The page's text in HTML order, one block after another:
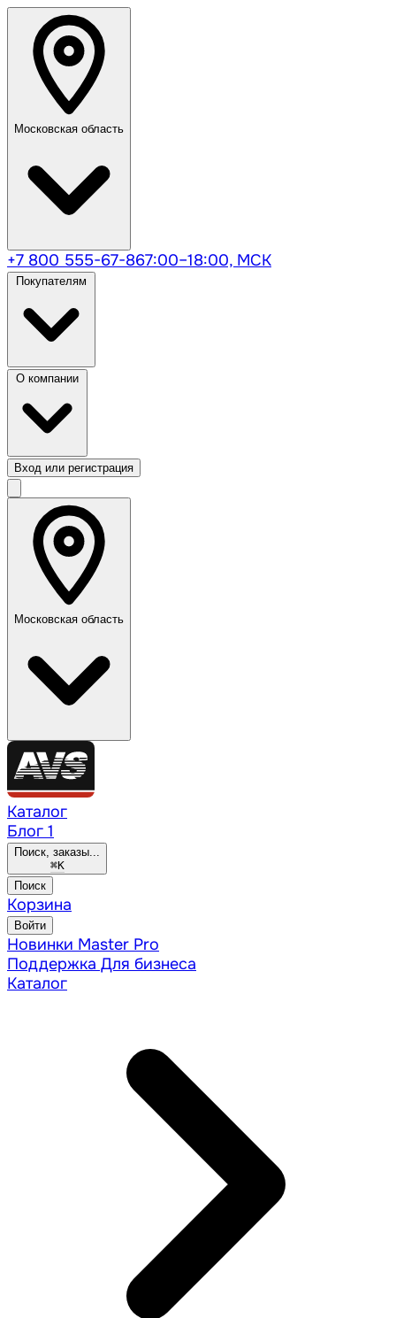
Московская область
+7 800 555-67-867:00–18:00, МСК
Вход или регистрация
Московская область
Каталог
Блог 1
Поиск, заказы...
⌘K
Поиск
Корзина
Войти
Новинки Master Pro
Поддержка Для бизнеса
Каталог